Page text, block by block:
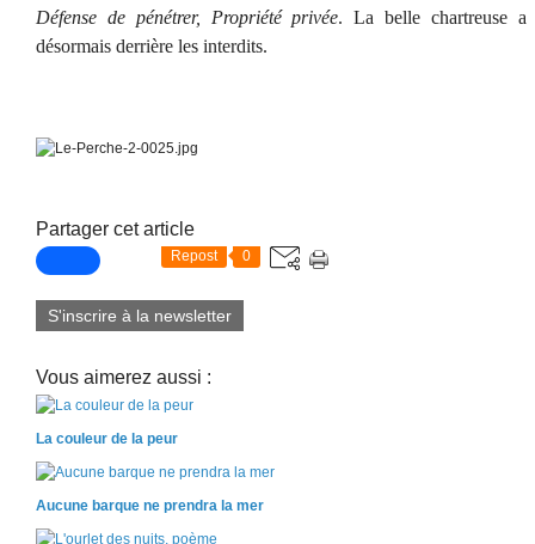
Défense de pénétrer, Propriété privée. La belle chartreuse a
désormais derrière les interdits.
Partager cet article
Repost 0
S'inscrire à la newsletter
Vous aimerez aussi :
La couleur de la peur
Aucune barque ne prendra la mer